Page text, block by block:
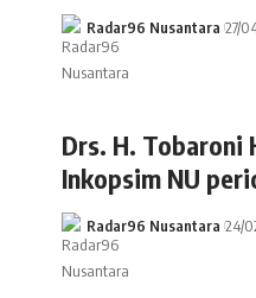
Radar96 Nusantara 27/
Drs. H. Tobaroni
Inkopsim NU
Radar96 Nusantara 24/